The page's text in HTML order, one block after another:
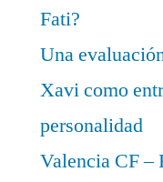
Fati?
Una
Xavi como
personalidad
Valencia CF –